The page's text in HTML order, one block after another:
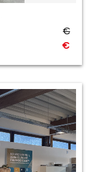
€
€